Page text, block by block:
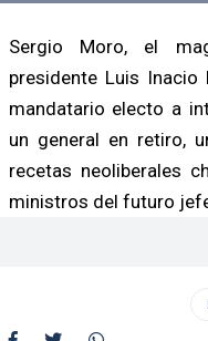
Sergio Moro, el
presidente Luis
mandatario electo a
un general en retiro,
recetas neoliberales
ministros del futuro